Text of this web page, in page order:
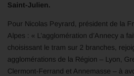
Saint-Julien.
Pour Nicolas Peyrard, président de la
Alpes : « L’agglomération d’Annecy a
choisissant le tram sur 2 branches,
agglomérations de la Région – Lyon,
Clermont-Ferrand et Annemasse – à